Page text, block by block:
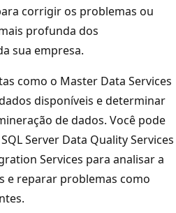
corrigir os problemas ou
profunda dos
sua empresa.
como o Master Data Services
disponíveis e determinar
de dados. Você pode
Server Data Quality Services
Services para analisar a
e reparar problemas como